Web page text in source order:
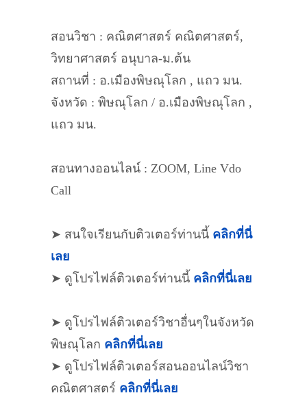
สอนวิชา : คณิตศาสตร์ คณิตศาสตร์,
วิทยาศาสตร์ อนุบาล-ม.ต้น
สถานที่ : อ.เมืองพิษณุโลก , แถว มน.
จังหวัด : พิษณุโลก / อ.เมืองพิษณุโลก ,
แถว มน.
สอนทางออนไลน์ : ZOOM, Line Vdo
Call
➤ สนใจเรียนกับติวเตอร์ท่านนี้ คลิกที่นี่
เลย
➤ ดูโปรไฟล์ติวเตอร์ท่านนี้ คลิกที่นี่เลย
➤ ดูโปรไฟล์ติวเตอร์วิชาอื่นๆในจังหวัด
พิษณุโลก คลิกที่นี่เลย
➤ ดูโปรไฟล์ติวเตอร์สอนออนไลน์วิชา
คณิตศาสตร์ คลิกที่นี่เลย